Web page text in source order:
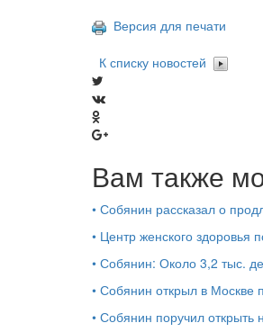
Версия для печати
К списку новостей
Вам также
• Собянин рассказал о
• Центр женского здоровья
• Собянин: Около 3,2 тыс.
• Собянин открыл в Москве
• Собянин поручил открыть